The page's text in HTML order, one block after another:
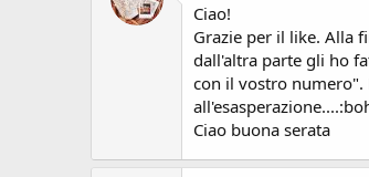
Ciao!
Grazie per il like. Alla
dall'altra parte gli ho
con il vostro
Ciao buona serata